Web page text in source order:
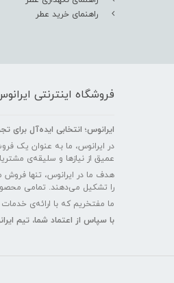
راهنمای خرید عطر
فروشگاه اینترنتی
ایرانوس؛ انتخابی ایده‌آل
در ایرانوس، ما به عنوان یک
عمیق از نیازها و سلیقه‌ی
هدف ما در ایرانوس، تنها
را تشکیل می‌دهند. تمامی
ما مفتخریم که با ارائه‌ی
با سپاس از اعتماد شما، تیم